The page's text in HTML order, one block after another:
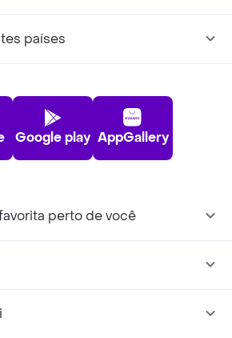
países
Google play AppGallery
perto de você